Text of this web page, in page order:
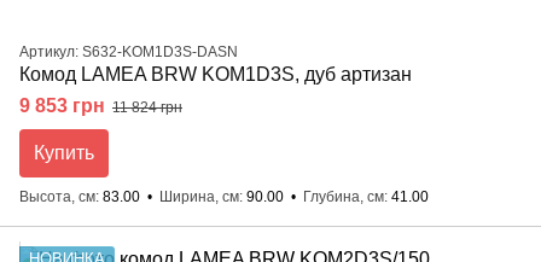
Артикул: S632-KOM1D3S-DASN
Комод LAMEA BRW KOM1D3S, дуб артизан
9 853 грн 11 824 грн
Купить
Высота, см 83.00 Ширина, см 90.00 Глубина, см 41.00